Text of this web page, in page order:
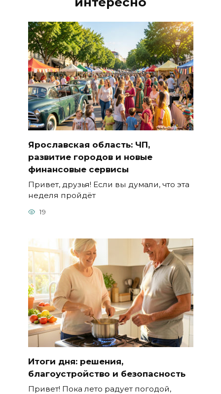
Ярославская область: ЧП,
развитие городов и новые
финансовые сервисы
Привет, друзья! Если вы думали, что эта
неделя пройдёт
19
Итоги дня: решения,
благоустройство и безопасность
Привет! Пока лето радует погодой,